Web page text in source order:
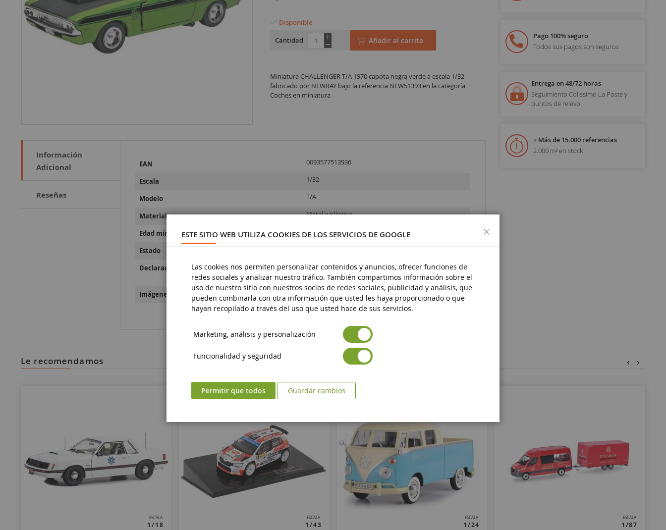
Disponible
Cantidad
Añadir al carrito
Miniatura CHALLENGER T/A 1970 capota negra verde a escala 1/32
fabricado por NEWRAY bajo la referencia NEW51393 en la categoría
Coches en miniatura
Información
Adicional
Reseñas
Información
EAN 0093577513936
Escala 1/32
Modelo T/A
Material Metal y plástico
Edad mínima a partir de 3 años
Estado
Declaraciones sobre la seguridad de los productos
Avertissement : ne convient pas aux enfants de moins
de 3 ans.
Imágenes sobre la seguridad de los productos Marquage CE
Pago 100% seguro
Todos sus pagos son seguros
Entrega en 48/72 horas
Seguimiento Colissimo La Poste y
puntos de relevo
+ Más de 15.000 referencias
2.000 m² en stock
le recomendamos
ESCALA
1/18
ESCALA
1/43
ESCALA
1/24
ESCALA
1/87
‹ ›
ESTE SITIO WEB UTILIZA COOKIES DE LOS SERVICIOS DE GOOGLE
Las cookies nos permiten personalizar contenidos y anuncios, ofrecer funciones de
redes sociales y analizar nuestro tráfico. También compartimos información sobre el
uso de nuestro sitio con nuestros socios de redes sociales, publicidad y análisis, que
pueden combinarla con otra información que usted les haya proporcionado o que
hayan recopilado a través del uso que usted hace de sus servicios.
Marketing, análisis y personalización
Funcionalidad y seguridad
Permitir que todos Guardar cambios